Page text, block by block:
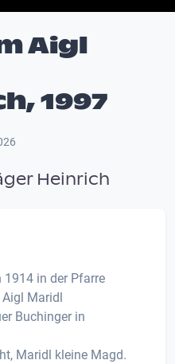
Aigl
1997
Heinrich
1914 in der Pfarre
Maridl
Buchinger in
Maridl kleine Magd.